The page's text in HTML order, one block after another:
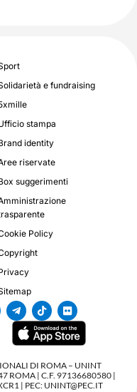
e fundraising
stampa
identity
riservate
suggerimenti
Policy
DI ROMA – UNINT
ROMA | C.F. 97136680580 |
| PEC: UNINT@PEC.IT